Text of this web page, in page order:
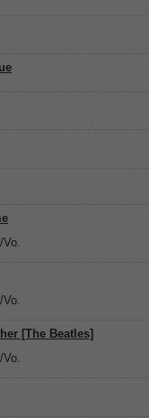
[The Beatles]
Vo.
Vo.
Vo.